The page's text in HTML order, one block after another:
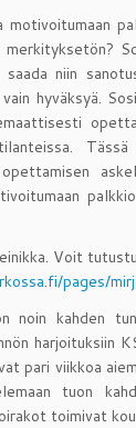
niin
hyväksyä.
opettamisen
Voit
pages/
noin kahden
harjoituksiin
pari viikkoa
tuon
toimivat